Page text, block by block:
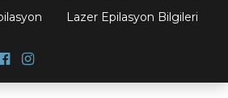
Lazer Epilasyon Bilgileri